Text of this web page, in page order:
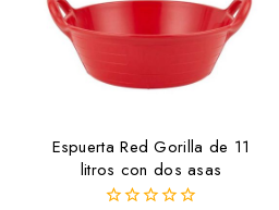
Espuerta Red Gorilla de 11
litros con dos asas